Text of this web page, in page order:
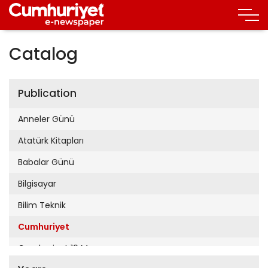
Catalog
Publication
Anneler Günü
Atatürk Kitapları
Babalar Günü
Bilgisayar
Bilim Teknik
Cumhuriyet
Cumhuriyet 19 Mayıs